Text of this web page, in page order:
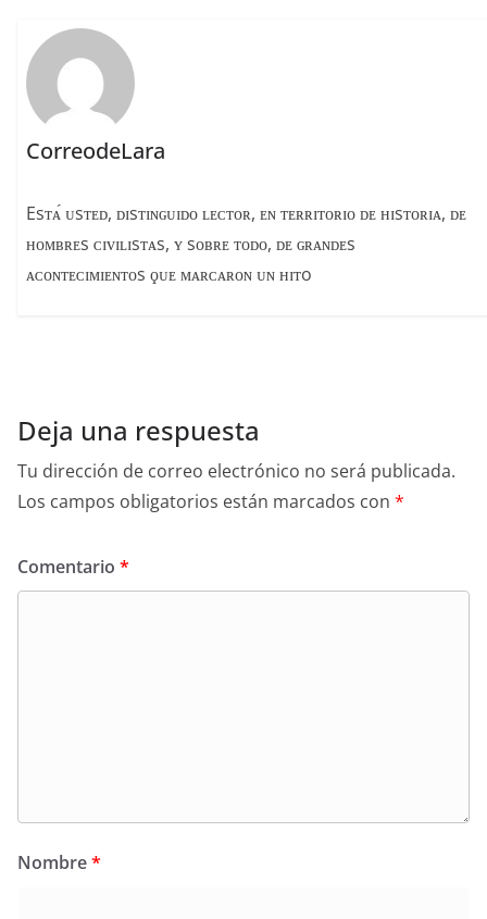
k
CorreodeLara
Esᴛᴀ́ ᴜsᴛᴇᴅ, ᴅɪsᴛɪɴɢᴜɪᴅᴏ ʟᴇᴄᴛᴏʀ, ᴇɴ ᴛᴇʀʀɪᴛᴏʀɪᴏ ᴅᴇ ʜɪsᴛᴏʀɪᴀ, ᴅᴇ
ʜᴏᴍʙʀᴇs ᴄɪᴠɪʟɪsᴛᴀs, ʏ sᴏʙʀᴇ ᴛᴏᴅᴏ, ᴅᴇ ɢʀᴀɴᴅᴇs
ᴀᴄᴏɴᴛᴇᴄɪᴍɪᴇɴᴛᴏs ϙᴜᴇ ᴍᴀʀᴄᴀʀᴏɴ ᴜɴ ʜɪᴛo
Deja una respuesta
Tu dirección de correo electrónico no será publicada.
Los campos obligatorios están marcados con *
Comentario *
Nombre*